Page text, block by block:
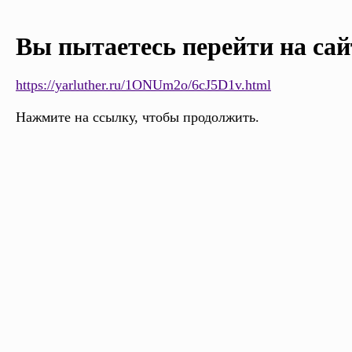
Вы пытаетесь перейти на
https://yarluther.ru/1ONUm2o/6cJ5D1v.html
Нажмите на ссылку, чтобы продолжить.